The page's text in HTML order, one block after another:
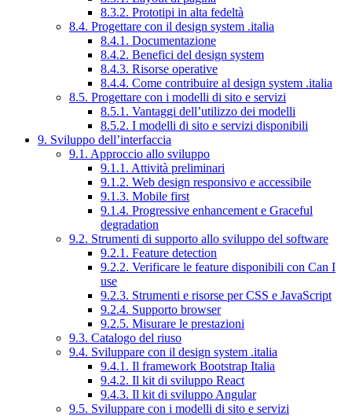
8.3.2. Prototipi in alta fedeltà
8.4. Progettare con il design system .italia
8.4.1. Documentazione
8.4.2. Benefici del design system
8.4.3. Risorse operative
8.4.4. Come contribuire al design system .italia
8.5. Progettare con i modelli di sito e servizi
8.5.1. Vantaggi dell’utilizzo dei modelli
8.5.2. I modelli di sito e servizi disponibili
9. Sviluppo dell’interfaccia
9.1. Approccio allo sviluppo
9.1.1. Attività preliminari
9.1.2. Web design responsivo e accessibile
9.1.3. Mobile first
9.1.4. Progressive enhancement e Graceful
degradation
9.2. Strumenti di supporto allo sviluppo del software
9.2.1. Feature detection
9.2.2. Verificare le feature disponibili con Can I
use
9.2.3. Strumenti e risorse per CSS e JavaScript
9.2.4. Supporto browser
9.2.5. Misurare le prestazioni
9.3. Catalogo del riuso
9.4. Sviluppare con il design system .italia
9.4.1. Il framework Bootstrap Italia
9.4.2. Il kit di sviluppo React
9.4.3. Il kit di sviluppo Angular
9.5. Sviluppare con i modelli di sito e servizi